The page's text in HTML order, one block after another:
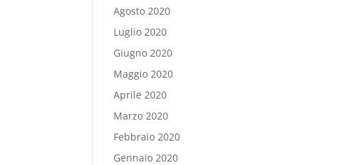
Agosto 2020
Luglio 2020
Giugno 2020
Maggio 2020
Aprile 2020
Marzo 2020
Febbraio 2020
Gennaio 2020